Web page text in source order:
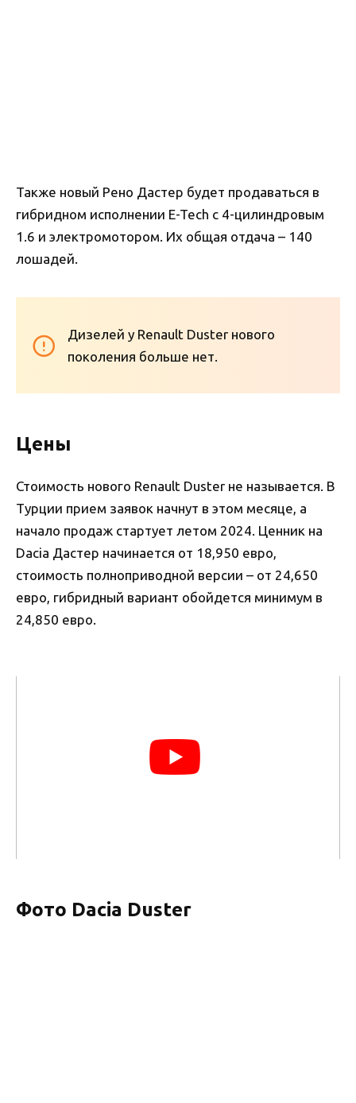
Также новый Рено Дастер будет продаваться в
гибридном исполнении E-Tech с 4-цилиндровым
1.6 и электромотором. Их общая отдача – 140
лошадей.
Дизелей у Renault Duster нового
поколения больше нет.
Цены
Стоимость нового Renault Duster не называется. В
Турции прием заявок начнут в этом месяце, а
начало продаж стартует летом 2024. Ценник на
Dacia Дастер начинается от 18,950 евро,
стоимость полноприводной версии – от 24,650
евро, гибридный вариант обойдется минимум в
24,850 евро.
Фото Dacia Duster